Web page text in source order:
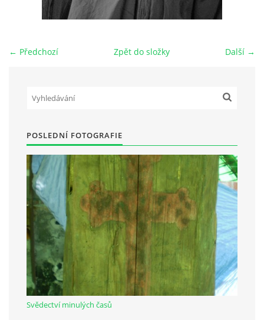
MÍSTO PRO VAŠE VZKAZY!!
Občanská vzdělávací jednota "Komenský" v Choceradech z.s.
257 24 Chocerady
IČ: 498 28 614
Kontaktní osoba:
Mgr. Miroslava Cinkeisová
723 967 851
Mirkaci@email.cz
© 2026 eStránky.cz RSS
← Předchozí Další →
Zpět do složky
POSLEDNÍ FOTOGRAFIE
Svědectví minulých časů